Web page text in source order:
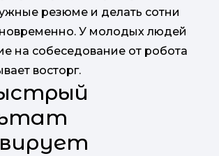
резюме и делать сотни
У молодых людей
на собеседование от робота
восторг.